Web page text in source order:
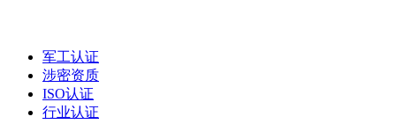
军工认证
涉密资质
ISO认证
行业认证